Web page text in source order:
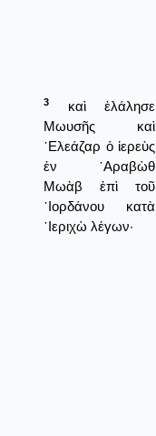
3
καὶ ἐλάλησε
Μωυσῆς καὶ
᾿Ελεάζαρ ὁ ἱερεὺς
ἐν ᾿Αραβὼθ
Μωὰβ ἐπὶ τοῦ
᾿Ιορδάνου κατὰ
῾Ιεριχὼ λέγων·